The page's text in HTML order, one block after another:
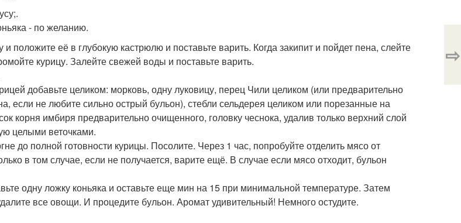
- по желанию.
и положите её в глубокую кастрюлю и поставьте варить. Когда закипит и пойдет пена, слейте
курицу. Залейте свежей воды и поставьте варить.
добавьте целиком: морковь, одну луковицу, перец Чили целиком (или предварительно
если не любите сильно острый бульон), стебли сельдерея целиком или порезанные на
корня имбиря предварительно очищенного, головку чеснока, удалив только верхний слой
целыми веточками.
до полной готовности курицы. Посолите. Через 1 час, попробуйте отделить мясо от
в том случае, если не получается, варите ещё. В случае если мясо отходит, бульон
одну ложку коньяка и оставьте еще мин на 15 при минимальной температуре. Затем
все овощи. И процедите бульон. Аромат удивительный! Немного остудите.
⇨